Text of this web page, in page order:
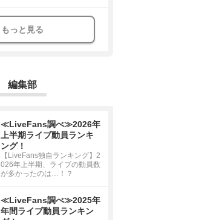
もっと見る
編集部
≪LiveFans調べ≫2026年
上半期ライブ動員ランキ
ング！
【LiveFans独自ランキング】2
026年上半期、ライブの動員数
が多かったのは…！？
≪LiveFans調べ≫2025年
年間ライブ動員ランキン